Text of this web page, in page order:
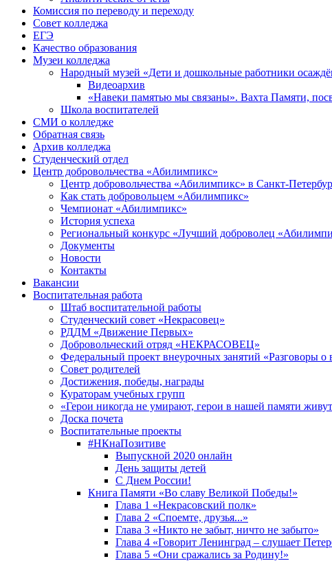
Комиссия по переводу и переходу
Совет колледжа
ЕГЭ
Качество образования
Музеи колледжа
Народный музей «Дети и дошкольные работники
Видеоархив
«Навеки памятью мы связаны». Вахта Памяти,
Школа воспитателей
СМИ о колледже
Обратная связь
Архив колледжа
Студенческий отдел
Центр добровольчества «Абилимпикс»
Центр добровольчества «Абилимпикс» в Санкт-
Как стать добровольцем «Абилимпикс»
Чемпионат «Абилимпикс»
История успеха
Региональный конкурс «Лучший доброволец
Документы
Новости
Контакты
Вакансии
Воспитательная работа
Штаб воспитательной работы
Студенческий совет «Некрасовец»
РДДМ «Движение Первых»
Добровольческий отряд «НЕКРАСОВЕЦ»
Федеральный проект внеурочных занятий «Разговоры о
Совет родителей
Достижения, победы, награды
Кураторам учебных групп
«Герои никогда не умирают, герои в нашей памяти
Доска почета
Воспитательные проекты
#НКнаПозитиве
Выпускной 2020 онлайн
День защиты детей
С Днем России!
Книга Памяти «Во славу Великой Победы!»
Глава 1 «Некрасовский полк»
Глава 2 «Споемте, друзья...»
Глава 3 «Никто не забыт, ничто не забыто»
Глава 4 «Говорит Ленинград – слушает
Глава 5 «Они сражались за Родину!»